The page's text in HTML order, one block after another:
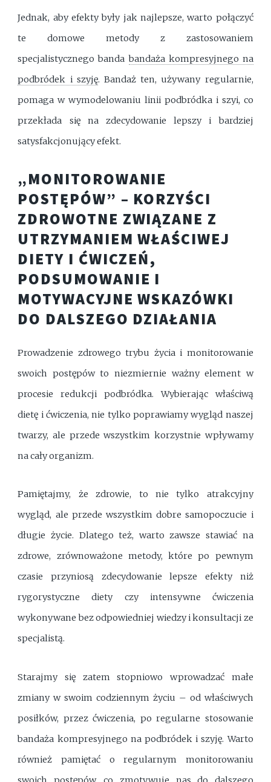
Jednak, aby efekty były jak najlepsze, warto połączyć
te domowe metody z zastosowaniem
specjalistycznego bandabandaża kompresyjnego na
podbródek i szyję. Bandaż ten, używany regularnie,
pomaga w wymodelowaniu linii podbródka i szyi, co
przekłada się na zdecydowanie lepszy i bardziej
satysfakcjonujący efekt.
„MONITOROWANIE
POSTĘPÓW” – KORZYŚCI
ZDROWOTNE ZWIĄZANE Z
UTRZYMANIEM WŁAŚCIWEJ
DIETY I ĆWICZEŃ,
PODSUMOWANIE I
MOTYWACYJNE WSKAZÓWKI
DO DALSZEGO DZIAŁANIA
Prowadzenie zdrowego trybu życia i monitorowanie
swoich postępów to niezmiernie ważny element w
procesie redukcji podbródka. Wybierając właściwą
dietę i ćwiczenia, nie tylko poprawiamy wygląd naszej
twarzy, ale przede wszystkim korzystnie wpływamy
na cały organizm.
Pamiętajmy, że zdrowie, to nie tylko atrakcyjny
wygląd, ale przede wszystkim dobre samopoczucie i
długie życie. Dlatego też, warto zawsze stawiać na
zdrowe, zrównoważone metody, które po pewnym
czasie przyniosą zdecydowanie lepsze efekty niż
rygorystyczne diety czy intensywne ćwiczenia
wykonywane bez odpowiedniej wiedzy i konsultacji ze
specjalistą.
Starajmy się zatem stopniowo wprowadzać małe
zmiany w swoim codziennym życiu – od właściwych
posiłków, przez ćwiczenia, po regularne stosowanie
bandaża kompresyjnego na podbródek i szyję. Warto
również pamiętać o regularnym monitorowaniu